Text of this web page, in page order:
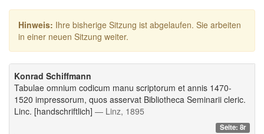
Hinweis: Ihre bisherige Sitzung ist abgelaufen. Sie arbeiten
in einer neuen Sitzung weiter.
Konrad Schiffmann
Tabulae omnium codicum manu scriptorum et annis 1470-
1520 impressorum, quos asservat Bibliotheca Seminarii cleric.
Linc. [handschriftlich] — Linz, 1895
Seite: 8r